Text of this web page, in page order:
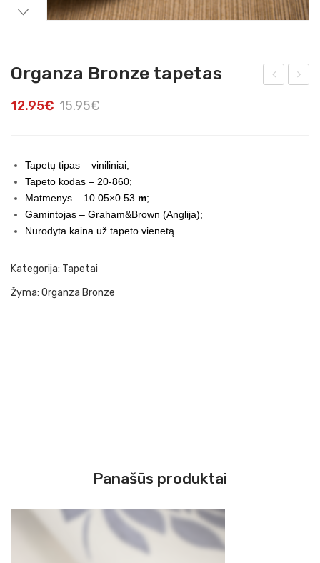
Organza Bronze tapetas
15.95€
12.95€
Tapetų tipas – viniliniai;
Tapeto kodas – 20-860;
Matmenys – 10.05×0.53 m;
Gamintojas – Graham&Brown (Anglija);
Nurodyta kaina už tapeto vienetą.
Kategorija: Tapetai
Žyma: Organza Bronze
Panašūs produktai